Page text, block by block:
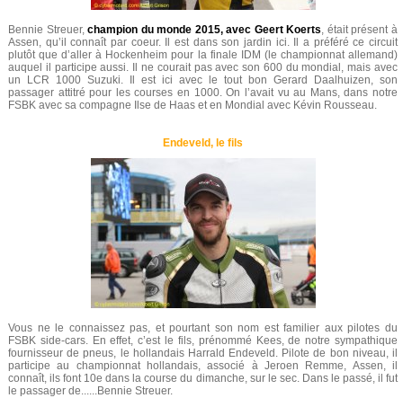
Bennie Streuer,champion du monde 2015, avec Geert Koerts, était présent à
Assen, qu’il connaît par coeur. Il est dans son jardin ici. Il a préféré ce circuit
plutôt que d’aller à Hockenheim pour la finale IDM (le championnat allemand)
auquel il participe aussi. Il ne courait pas avec son 600 du mondial, mais avec
un LCR 1000 Suzuki. Il est ici avec le tout bon Gerard Daalhuizen, son
passager attitré pour les courses en 1000. On l’avait vu au Mans, dans notre
FSBK avec sa compagne Ilse de Haas et en Mondial avec Kévin Rousseau.
Endeveld, le fils
Vous ne le connaissez pas, et pourtant son nom est familier aux pilotes du
FSBK side-cars. En effet, c’est le fils, prénommé Kees, de notre sympathique
fournisseur de pneus, le hollandais Harrald Endeveld. Pilote de bon niveau, il
participe au championnat hollandais, associé à Jeroen Remme, Assen, il
connaît, ils font 10e dans la course du dimanche, sur le sec. Dans le passé, il fut
le passager de......Bennie Streuer.